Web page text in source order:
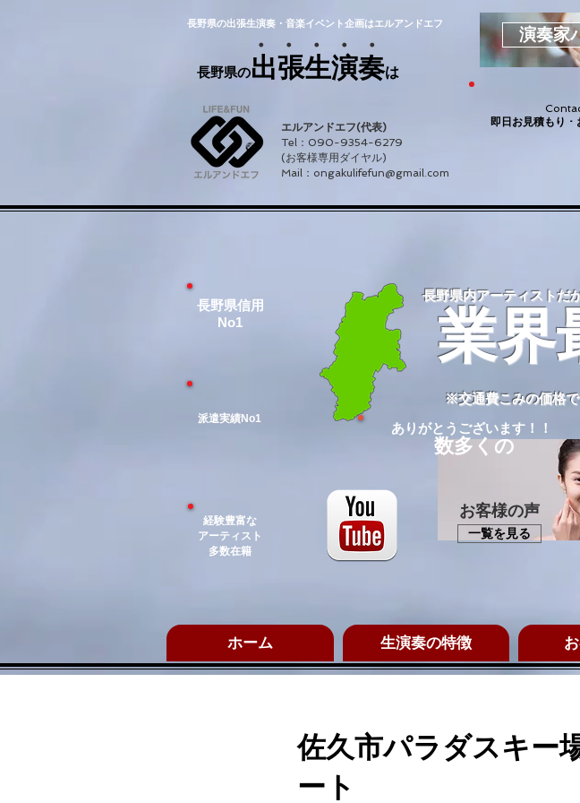
演奏家
エルアンドエフ(代表)
Tel：090-9354-6279
(お客様専用ダイヤル)
Mail： ongakulifefun@gmail.com
即日お見積もり ･
長野県の出張生演奏・音楽イベント企画はエルアンドエフ
長野県の出張生演奏は
・ ・ ・ ・ ・
長野県信用
No1
​派遣実績No1
経験豊富な
アーティスト
多数在籍
業界
長野県内アーティストだ
​※交通費こみの価格
​お客様の声
一覧を見る
数多くの
ありがとうございます！！
ホーム 生演奏の特徴
佐久市パラダスキー
ート